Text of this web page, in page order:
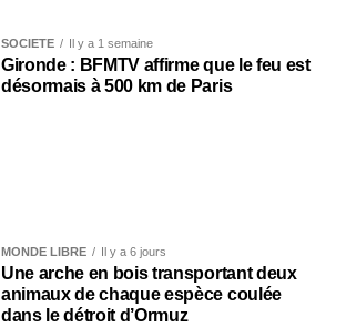
SOCIÉTÉ Il y a 1 semaine
Gironde : BFMTV affirme que le feu est
désormais à 500 km de Paris
MONDE LIBRE Il y a 6 jours
Une arche en bois transportant deux
animaux de chaque espèce coulée
dans le détroit d’Ormuz